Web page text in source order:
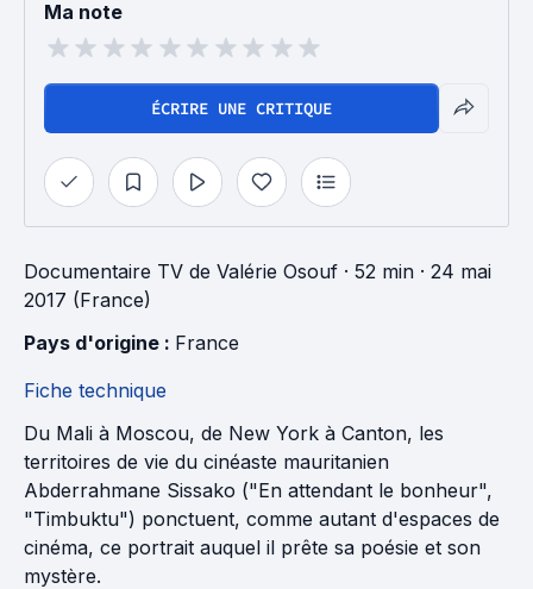
Ma note
ÉCRIRE UNE CRITIQUE
Documentaire TV de Valérie Osouf · 52 min · 24 mai
2017 (France)
Pays d'origine : France
Fiche technique
Du Mali à Moscou, de New York à Canton, les
territoires de vie du cinéaste mauritanien
Abderrahmane Sissako ("En attendant le bonheur",
"Timbuktu") ponctuent, comme autant d'espaces de
cinéma, ce portrait auquel il prête sa poésie et son
mystère.